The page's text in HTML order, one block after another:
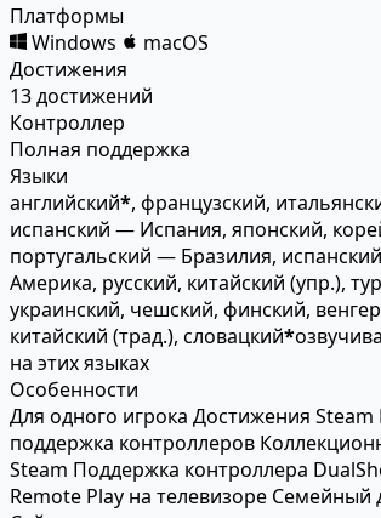
Платформы
Windows
macOS
Достижения
13 достижений
Контроллер
Полная поддержка
Языки
английский*, французский,
испанский — Испания, японский,
португальский — Бразилия,
Америка, русский, китайский (упр.),
украинский, чешский, финский,
китайский (трад.), словацкий*
на этих языках
Особенности
Для одного игрока Достижения Steam
поддержка контроллеров
Steam Поддержка контроллера
Remote Play на телевизоре Семейный